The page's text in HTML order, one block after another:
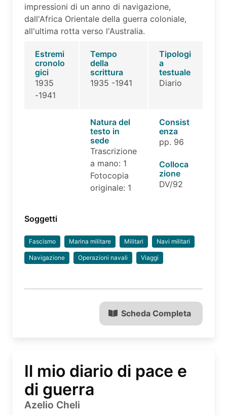
impressioni di un anno di navigazione,
dall'Africa Orientale della guerra coloniale,
all'ultima rotta verso l'Australia.
Estremi
cronolo
gici
1935
-1941
Tempo
della
scrittura
1935 -1941
Tipologi
a
testuale
Diario
Natura del
testo in
sede
Trascrizione
a mano: 1
Fotocopia
originale: 1
Consist
enza
pp. 96
Colloca
zione
DV/92
Soggetti
Fascismo Marina militare Militari Navi militari
Navigazione Operazioni navali Viaggi
Scheda Completa
Il mio diario di pace e
di guerra
Azelio Cheli